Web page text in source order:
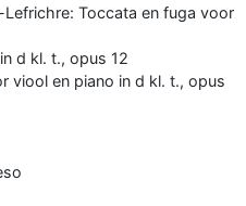
Toccata en fuga voor
d kl. t., opus 12
viool en piano in d kl. t., opus